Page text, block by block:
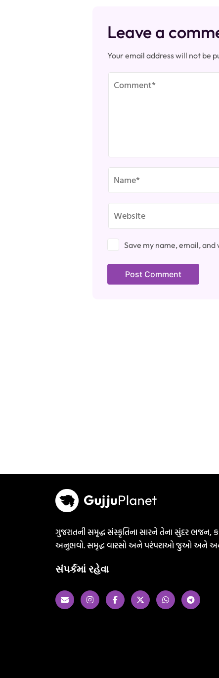
Leave a
Your email address will not be
Save my name, email,
ગુજરાતની સમૃદ્ધ સંસ્કૃતિના સારને તેના સુંદર ભજન,
અનુભવો. સમૃદ્ધ વારસો અને પરંપરાઓ જુઓ અને
સંપર્કમાં રહેવા